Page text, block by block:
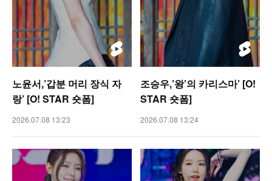
노윤서,’갑분 머리 장식 자
랑’ [O! STAR 숏폼]
2026.07.08 13:23
조승우,’왕’의 카리스마’ [O!
STAR 숏폼]
2026.07.08 13:24